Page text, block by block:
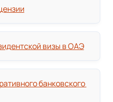
визы в ОАЭ
банковского